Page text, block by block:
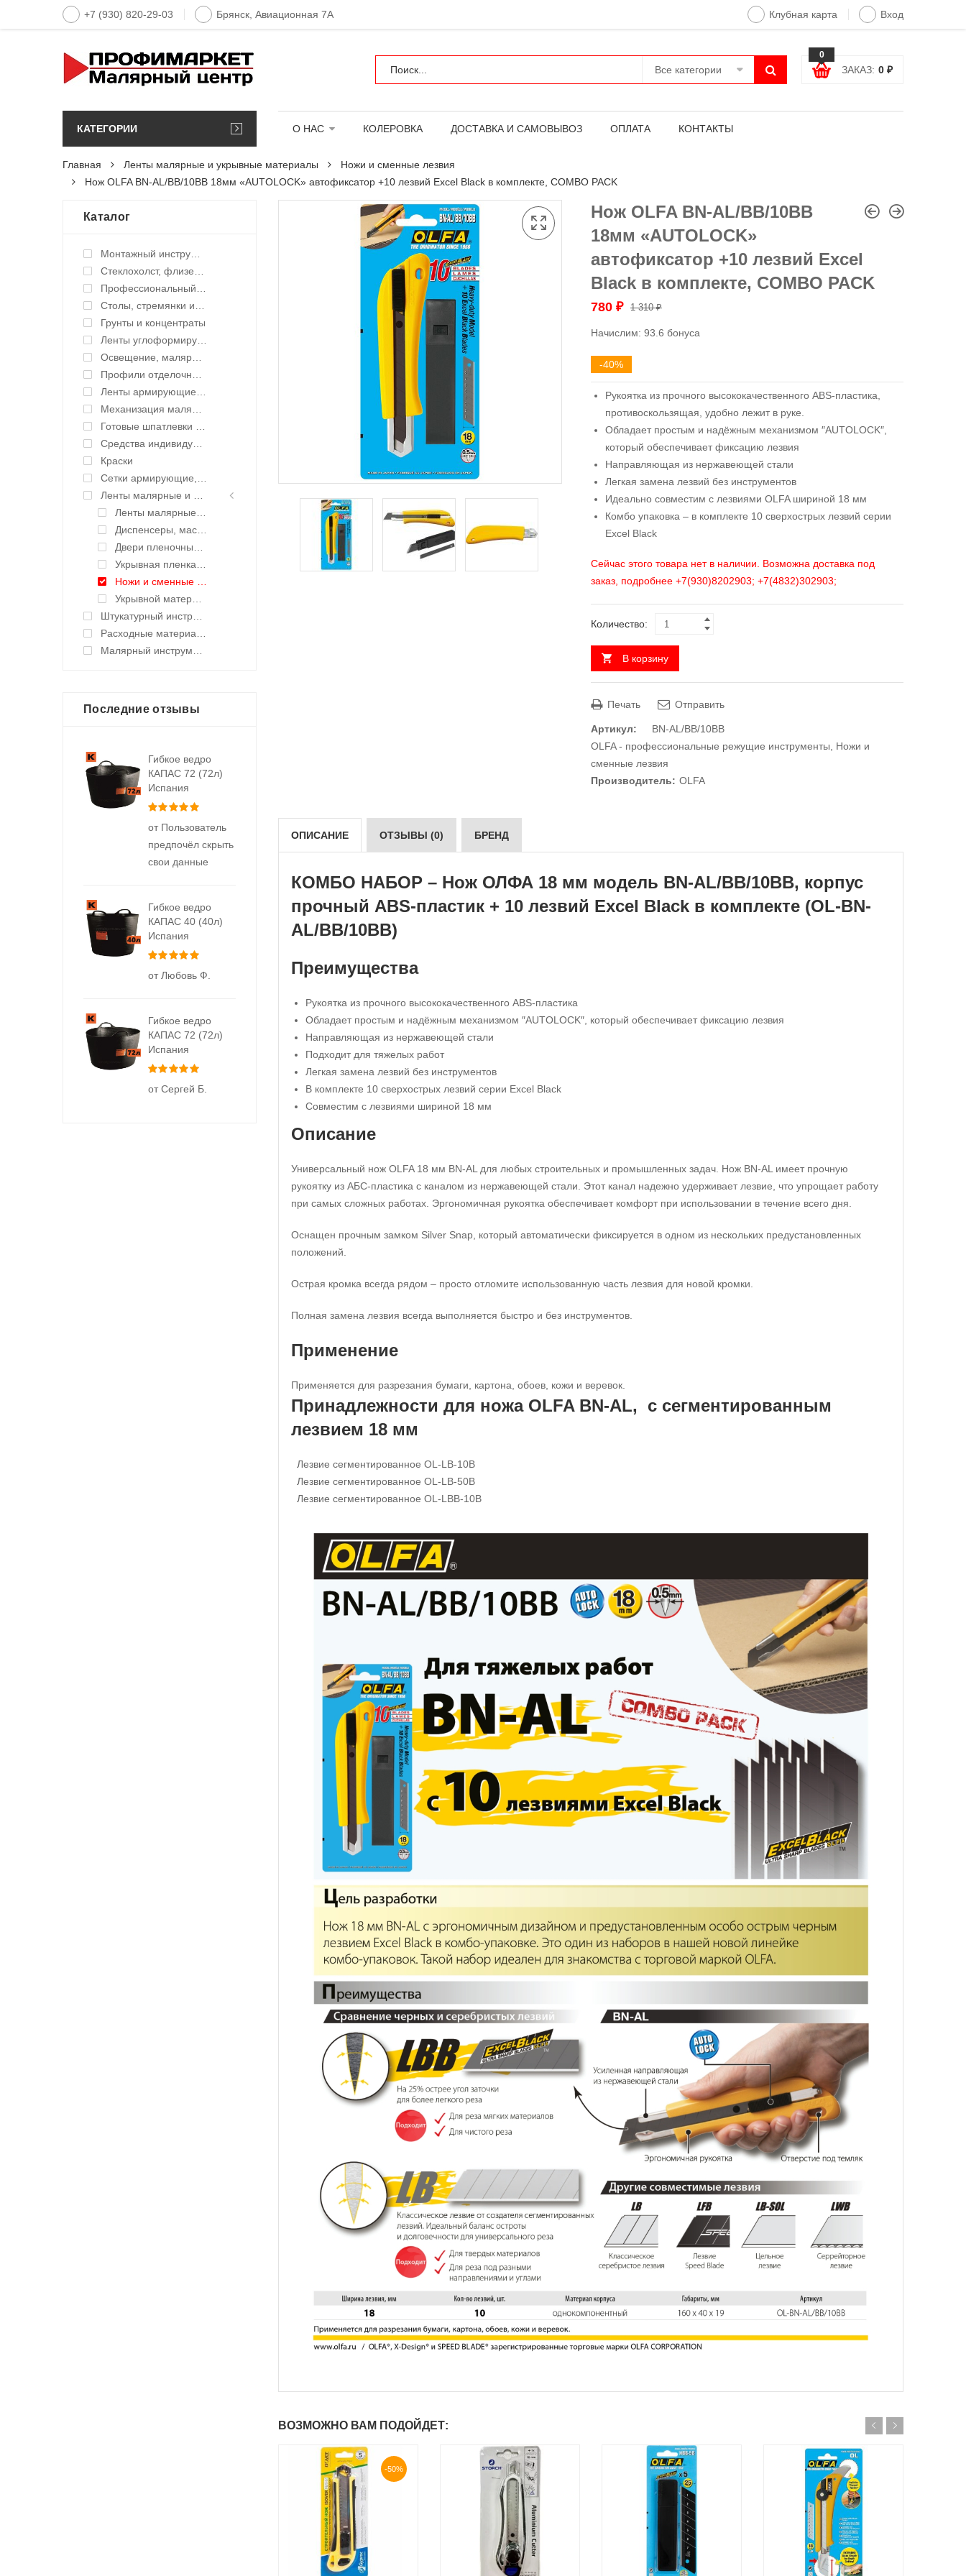
+7 (930) 820-29-03 Брянск, Авиационная 7А Клубная карта Вход
Все категории
0
ЗАКАЗ: 0 ₽
КАТЕГОРИИ О НАС КОЛЕРОВКА ДОСТАВКА И САМОВЫВОЗ ОПЛАТА КОНТАКТЫ
Главная Ленты малярные и укрывные материалы
Ножи и сменные лезвия
Нож OLFA BN-AL/BB/10BB 18мм «AUTOLOCK» автофиксатор +10 лезвий Excel Black в комплекте, COMBO PACK
Нож OLFA BN-AL/BB/10BB
18мм «AUTOLOCK»
автофиксатор +10 лезвий Excel
Black в комплекте, COMBO PACK
1 310₽
780 ₽
Начислим: 93.6 бонуса
-40%
Рукоятка из прочного высококачественного ABS-пластика,
противоскользящая, удобно лежит в руке.
Обладает простым и надёжным механизмом ″AUTOLOCK″,
который обеспечивает фиксацию лезвия
Направляющая из нержавеющей стали
Легкая замена лезвий без инструментов
Идеально совместим с лезвиями OLFA шириной 18 мм
Комбо упаковка – в комплекте 10 сверхострых лезвий серии
Excel Black
Сейчас этого товара нет в наличии. Возможна доставка под
заказ, подробнее +7(930)8202903; +7(4832)302903;
Количество:
В корзину
Печать Отправить
Артикул:
BN-AL/BB/10BB
OLFA - профессиональные режущие инструменты, Ножи и
сменные лезвия
Производитель: OLFA
ОПИСАНИЕ ОТЗЫВЫ (0) БРЕНД
КОМБО НАБОР – Нож ОЛФА 18 мм модель BN-AL/BB/10BB, корпус
прочный ABS-пластик + 10 лезвий Excel Black в комплекте (OL-BN-
AL/BB/10BB)
Преимущества
Рукоятка из прочного высококачественного ABS-пластика
Обладает простым и надёжным механизмом ″AUTOLOCK″, который обеспечивает фиксацию лезвия
Направляющая из нержавеющей стали
Подходит для тяжелых работ
Легкая замена лезвий без инструментов
В комплекте 10 сверхострых лезвий серии Excel Black
Совместим с лезвиями шириной 18 мм
Описание
Универсальный нож OLFA 18 мм BN-AL для любых строительных и промышленных задач. Нож BN-AL имеет прочную
рукоятку из АБС-пластика с каналом из нержавеющей стали. Этот канал надежно удерживает лезвие, что упрощает работу
при самых сложных работах. Эргономичная рукоятка обеспечивает комфорт при использовании в течение всего дня.
Оснащен прочным замком Silver Snap, который автоматически фиксируется в одном из нескольких предустановленных
положений.
Острая кромка всегда рядом – просто отломите использованную часть лезвия для новой кромки.
Полная замена лезвия всегда выполняется быстро и без инструментов.
Применение
Применяется для разрезания бумаги, картона, обоев, кожи и веревок.
Принадлежности для ножа OLFA BN-AL,
с сегментированным
лезвием 18 мм
Лезвие сегментированное OL-LB-10B
Лезвие сегментированное OL-LB-50B
Лезвие сегментированное OL-LBB-10B
ВОЗМОЖНО ВАМ ПОДОЙДЕТ:
-50%
Каталог
Монтажный инструмент
Стеклохолст, флизелин малярный
Профессиональный инструмент и оборудование
Столы, стремянки и подмости
Грунты и концентраты
Ленты углоформирующие, углозащитные
Освещение, малярные светильники
Профили отделочные для ГКЛ
Ленты армирующие для швов и стыков
Механизация малярных работ
Готовые шпатлевки и клея
Средства индивидуальной защиты (СИЗ)
Краски
Сетки армирующие, ленты уплотнительные
Ленты малярные и укрывные материалы
Ленты малярные (скотч малярный)
Диспенсеры, маскеры для лент и пленок
Двери пленочные, защитные
Укрывная пленка с малярной лентой, крафтбумага (CoverQuick)
Ножи и сменные лезвия
Укрывной материал для пола
Штукатурный инструмент
Расходные материалы
Малярный инструмент ручной
Последние отзывы
Гибкое ведро
КАПАС 72 (72л)
Испания
от Пользователь
предпочёл скрыть
свои данные
Гибкое ведро
КАПАС 40 (40л)
Испания
от Любовь Ф.
Гибкое ведро
КАПАС 72 (72л)
Испания
от Сергей Б.